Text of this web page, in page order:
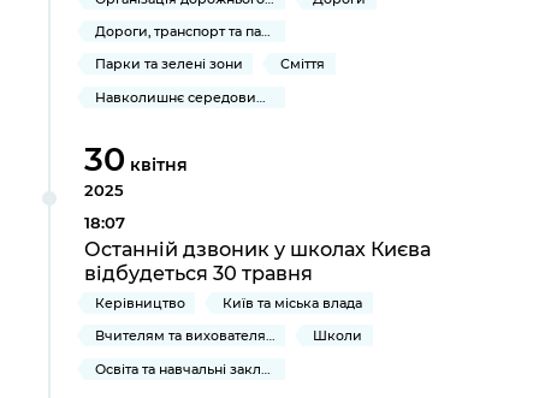
Дороги, транспорт та парковки
Парки та зелені зони
Сміття
Навколишнє середовище міста
30 квітня
2025
18:07
Останній дзвоник у школах Києва
відбудеться 30 травня
Керівництво
Київ та міська влада
Вчителям та вихователям
Школи
Освіта та навчальні заклади